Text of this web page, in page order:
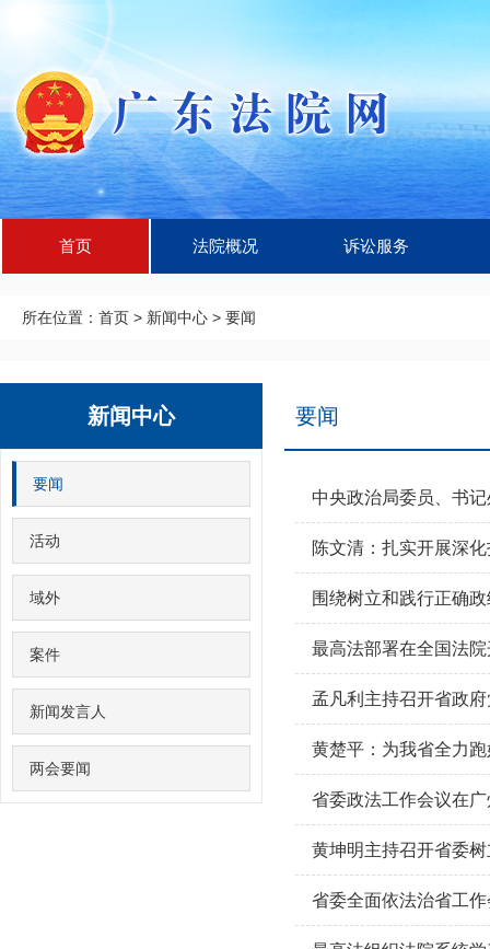
首页 法院概况 诉讼服务
所在位置： 首页 > 新闻中心 > 要闻
新闻中心
要闻
活动
域外
案件
新闻发言人
两会要闻
要闻
中央政治局委员、书
陈文清：扎实开展深
围绕树立和践行正确
最高法部署在全国法
黄楚平：为我省全力
省委政法工作会议在
省委全面依法治省工